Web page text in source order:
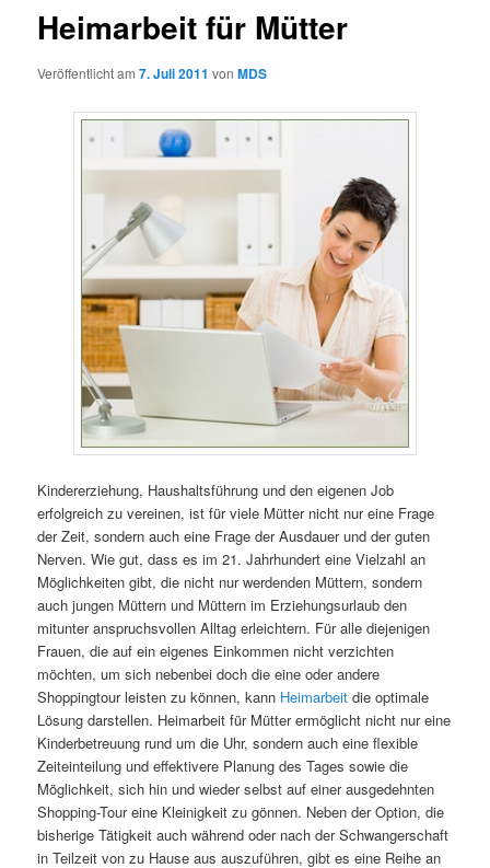
Heimarbeit für Mütter
Veröffentlicht am7. Juli 2011 vonMDS
Kindererziehung, Haushaltsführung und den eigenen Job
erfolgreich zu vereinen, ist für viele Mütter nicht nur eine Frage
der Zeit, sondern auch eine Frage der Ausdauer und der guten
Nerven. Wie gut, dass es im 21. Jahrhundert eine Vielzahl an
Möglichkeiten gibt, die nicht nur werdenden Müttern, sondern
auch jungen Müttern und Müttern im Erziehungsurlaub den
mitunter anspruchsvollen Alltag erleichtern. Für alle diejenigen
Frauen, die auf ein eigenes Einkommen nicht verzichten
möchten, um sich nebenbei doch die eine oder andere
Shoppingtour leisten zu können, kann Heimarbeit die optimale
Lösung darstellen. Heimarbeit für Mütter ermöglicht nicht nur eine
Kinderbetreuung rund um die Uhr, sondern auch eine flexible
Zeiteinteilung und effektivere Planung des Tages sowie die
Möglichkeit, sich hin und wieder selbst auf einer ausgedehnten
Shopping-Tour eine Kleinigkeit zu gönnen. Neben der Option, die
bisherige Tätigkeit auch während oder nach der Schwangerschaft
in Teilzeit von zu Hause aus auszuführen, gibt es eine Reihe an